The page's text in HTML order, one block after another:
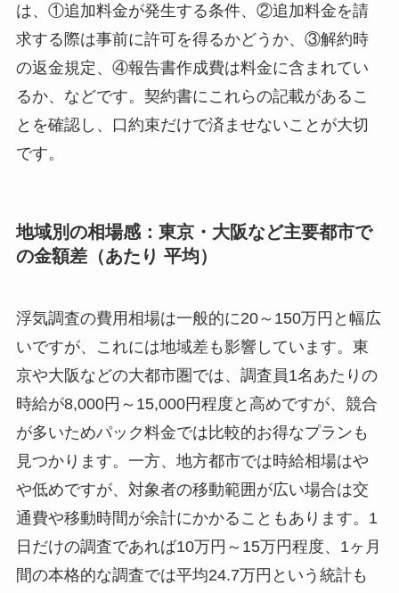
は、①追加料金が発生する条件、②追加料金を請
求する際は事前に許可を得るかどうか、③解約時
の返金規定、④報告書作成費は料金に含まれてい
るか、などです。契約書にこれらの記載があるこ
とを確認し、口約束だけで済ませないことが大切
です。
地域別の相場感：東京・大阪など主要都市で
の金額差（あたり 平均）
浮気調査の費用相場は一般的に20～150万円と幅広
いですが、これには地域差も影響しています。東
京や大阪などの大都市圏では、調査員1名あたりの
時給が8,000円～15,000円程度と高めですが、競合
が多いためパック料金では比較的お得なプランも
見つかります。一方、地方都市では時給相場はや
や低めですが、対象者の移動範囲が広い場合は交
通費や移動時間が余計にかかることもあります。1
日だけの調査であれば10万円～15万円程度、1ヶ月
間の本格的な調査では平均24.7万円という統計も